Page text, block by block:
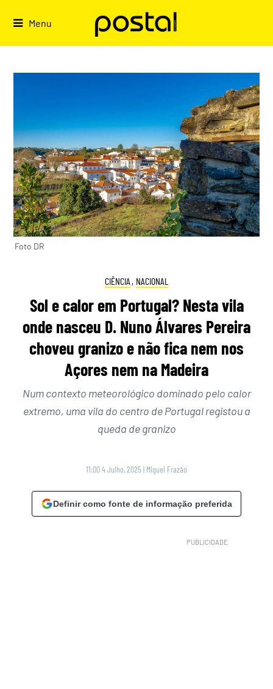
Menu
Foto DR
CIÊNCIA , NACIONAL
Sol e calor em Portugal? Nesta vila
onde nasceu D. Nuno Álvares Pereira
choveu granizo e não fica nem nos
Açores nem na Madeira
Num contexto meteorológico dominado pelo calor
extremo, uma vila do centro de Portugal registou a
queda de granizo
11:00 4 Julho, 2025 | Miguel Frazão
Definir como fonte de informação preferida